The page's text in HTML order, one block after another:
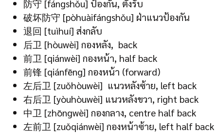
防守 [fángshǒu] ป้องกัน, ตั้งรับ
破坏防守 [pòhuàifángshǒu] ฝ่าแนวป้องกัน
退回 [tuìhuí] ส่งกลับ
后卫 [hòuwèi] กองหลัง, back
前卫 [qiánwèi] กองหน้า, half back
前锋 [qiánfēng] กองหน้า (forward)
左后卫 [zuǒhòuwèi] แนวหลังซ้าย, left back
右后卫 [yòuhòuwèi] แนวหลังขวา, right back
中卫 [zhōngwèi] กองกลาง, centre half back
左前卫 [zuǒqiánwèi] กองหน้าซ้าย, left half back